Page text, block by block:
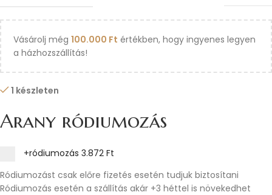
Vásárolj még 100.000 Ft értékben, hogy ingyenes legyen
a házhozszállítás!
1 készleten
Arany ródiumozás
+ródiumozás 3.872 Ft
Ródiumozást csak előre fizetés esetén tudjuk biztosítani
Ródiumozás esetén a szállítás akár +3 héttel is növekedhet